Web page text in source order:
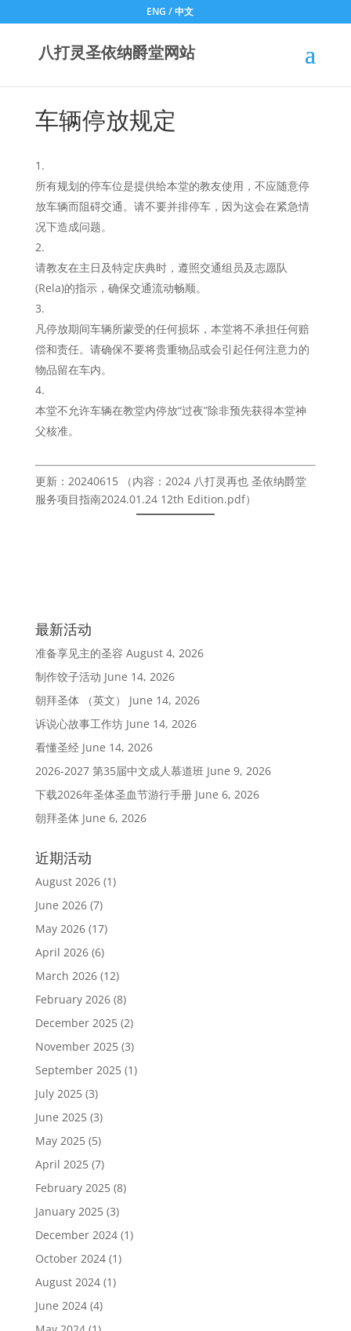
ENG /中文
八打灵圣依纳爵堂网站
车辆停放规定
所有规划的停车位是提供给本堂的教友使用，不应随意停
放车辆而阻碍交通。请不要并排停车，因为这会在紧急情
况下造成问题。
请教友在主日及特定庆典时，遵照交通组员及志愿队
(Rela)的指示，确保交通流动畅顺。
凡停放期间车辆所蒙受的任何损坏，本堂将不承担任何赔
偿和责任。请确保不要将贵重物品或会引起任何注意力的
物品留在车内。
本堂不允许车辆在教堂内停放“过夜”除非预先获得本堂神
父核准。
更新：20240615 （内容：2024 八打灵再也 圣依纳爵堂
服务项目指南2024.01.24 12th Edition.pdf）
最新活动
准备享见主的圣容 August 4, 2026
制作饺子活动 June 14, 2026
朝拜圣体 （英文）
June 14, 2026
诉说心故事工作坊 June 14, 2026
看懂圣经 June 14, 2026
2026-2027 第35届中文成人慕道班 June 9, 2026
下载2026年圣体圣血节游行手册 June 6, 2026
朝拜圣体 June 6, 2026
近期活动
August 2026(1)
June 2026(7)
May 2026(17)
April 2026(6)
March 2026(12)
February 2026(8)
December 2025(2)
November 2025(3)
September 2025(1)
July 2025(3)
June 2025(3)
May 2025(5)
April 2025(7)
February 2025(8)
January 2025(3)
December 2024(1)
October 2024(1)
August 2024(1)
June 2024(4)